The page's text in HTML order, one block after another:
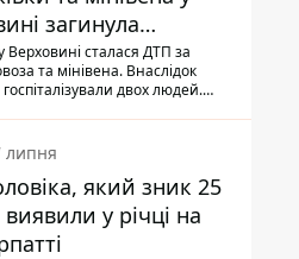
загинула
водійка - у
Верховині сталася ДТП за
та мінівена. Внаслідок
двох людей.
отримала водійка
липня
який зник 25
у річці на